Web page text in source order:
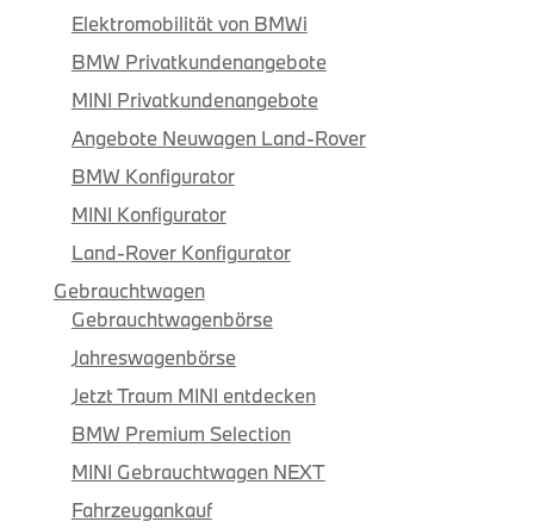
Elektromobilität von BMWi
BMW Privatkundenangebote
MINI Privatkundenangebote
Angebote Neuwagen Land-Rover
BMW Konfigurator
MINI Konfigurator
Land-Rover Konfigurator
Gebrauchtwagen
Gebrauchtwagenbörse
Jahreswagenbörse
Jetzt Traum MINI entdecken
BMW Premium Selection
MINI Gebrauchtwagen NEXT
Fahrzeugankauf